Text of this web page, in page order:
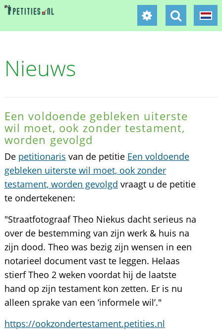
Nieuws
Een voldoende gebleken uiterste
wil moet, ook zonder testament,
worden gevolgd
De petitionaris van de petitie Een voldoende
gebleken uiterste wil moet, ook zonder
testament, worden gevolgd vraagt u de petitie
te ondertekenen:
"Straatfotograaf Theo Niekus dacht serieus na
over de bestemming van zijn werk & huis na
zijn dood. Theo was bezig zijn wensen in een
notarieel document vast te leggen. Helaas
stierf Theo 2 weken voordat hij de laatste
hand op zijn testament kon zetten. Er is nu
alleen sprake van een ‘informele wil’."
https://ookzondertestament.petities.nl